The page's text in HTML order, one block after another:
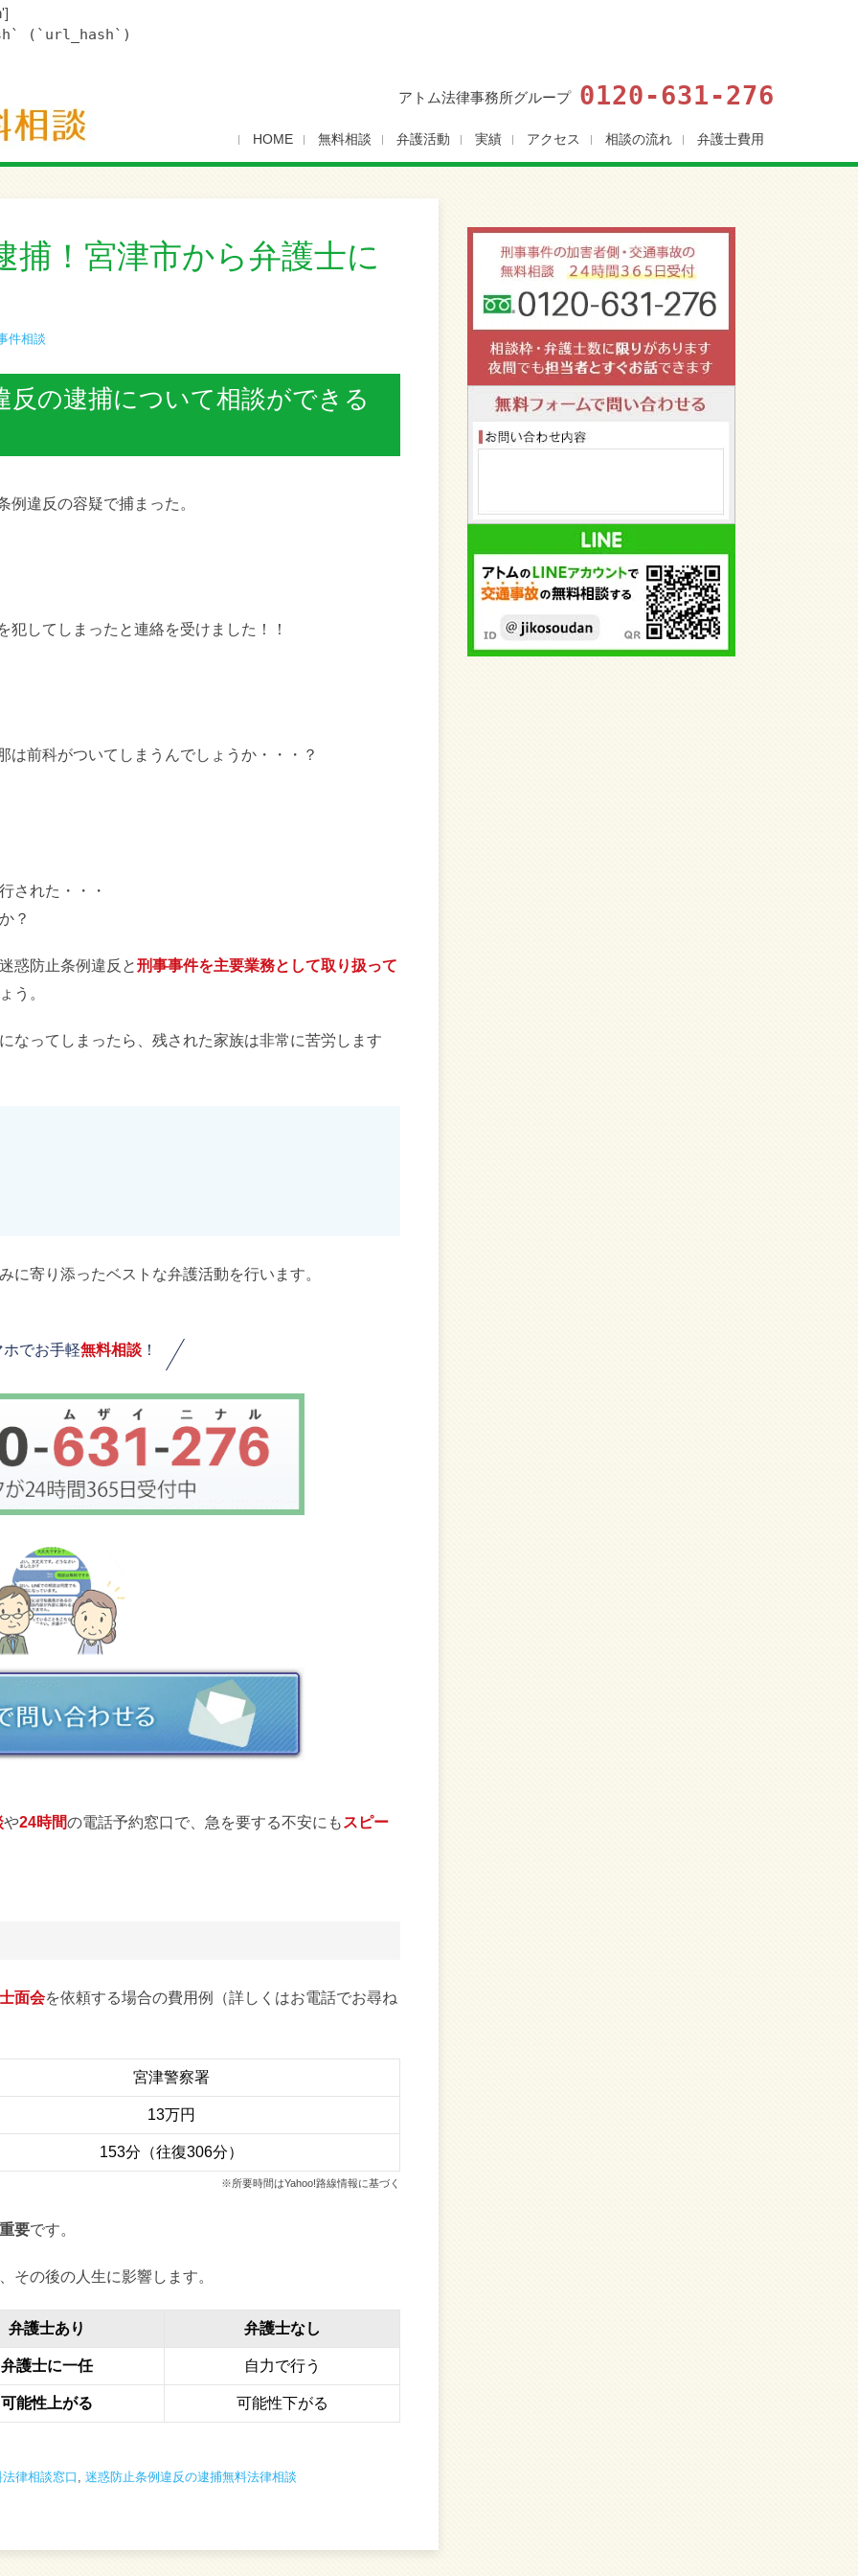
(`url_hash`)
アトム法律事務所グループ 0120-631-276
HOME 無料相談 弁護活動 実績 アクセス 相談の流れ 弁護士費用
捕！宮津市から弁護士に
件相談
反の逮捕について相談ができる
違反の容疑で捕まった。
犯してしまったと連絡を受けました！！
は前科がついてしまうんでしょうか・・・？
された・・・
？
惑防止条例違反と刑事事件を主要業務として取り扱って
う。
なってしまったら、残された家族は非常に苦労します
寄り添ったベストな弁護活動を行います。
でお手軽無料相談 ！
や24時間の電話予約窓口で、急を要する不安にも スピー
面会を依頼する場合の費用例（詳しくはお電話でお尋ね
宮津警察署
13万円
153分（往復306分）
※所要時間はYahoo!路線情報に基づく
要です。
その後の人生に影響します。
弁護士あり 弁護士なし
弁護士に一任 自力で行う
可能性上がる 可能性下がる
律相談窓口 迷惑防止条例違反の逮捕無料法律相談